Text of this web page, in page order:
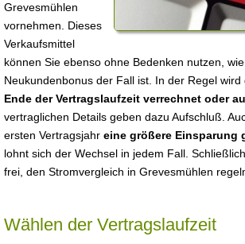
Grevesmühlen
vornehmen. Dieses
Verkaufsmittel
können Sie ebenso ohne Bedenken nutzen,
Neukundenbonus der Fall ist. In der Regel wird
Ende der Vertragslaufzeit verrechnet oder
vertraglichen Details geben dazu Aufschluß.
ersten Vertragsjahr eine größere Einsparung
lohnt sich der Wechsel in jedem Fall.
frei, den Stromvergleich in Grevesmühlen
Wählen der Vertragslaufzeit